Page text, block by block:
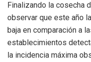
Finalizando la cosecha
observar que este año
baja en comparación a
establecimientos
la incidencia máxima